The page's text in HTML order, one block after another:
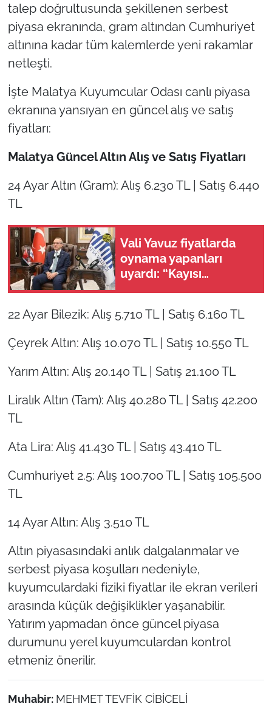
talep doğrultusunda şekillenen serbest
piyasa ekranında, gram altından Cumhuriyet
altınına kadar tüm kalemlerde yeni rakamlar
netleşti.
İşte Malatya Kuyumcular Odası canlı piyasa
ekranına yansıyan en güncel alış ve satış
fiyatları:
Malatya Güncel Altın Alış ve Satış Fiyatları
24 Ayar Altın (Gram): Alış 6.230 TL | Satış 6.440
TL
Vali Yavuz fiyatlarda
oynama yapanları
uyardı: “Kayısı
22 Ayar Bilezik: Alış 5.710 TL | Satış 6.160 TL
Çeyrek Altın: Alış 10.070 TL | Satış 10.550 TL
Yarım Altın: Alış 20.140 TL | Satış 21.100 TL
Liralık Altın (Tam): Alış 40.280 TL | Satış 42.200
TL
Ata Lira: Alış 41.430 TL | Satış 43.410 TL
Cumhuriyet 2.5: Alış 100.700 TL | Satış 105.500
TL
14 Ayar Altın: Alış 3.510 TL
Altın piyasasındaki anlık dalgalanmalar ve
serbest piyasa koşulları nedeniyle,
kuyumculardaki fiziki fiyatlar ile ekran verileri
arasında küçük değişiklikler yaşanabilir.
Yatırım yapmadan önce güncel piyasa
durumunu yerel kuyumculardan kontrol
etmeniz önerilir.
Muhabir: MEHMET TEVFİK CİBİCELİ